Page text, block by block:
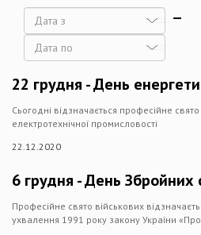
Дата
22 грудня - День
Сьогодні відзначається професійне
електротехнічної промисловості
22.12.2020
6 грудня - День Збройних
Професійне свято військових
ухвалення 1991 року закону України